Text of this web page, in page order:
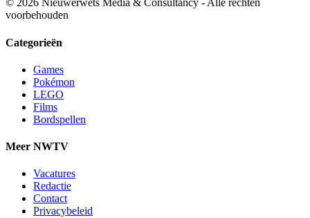
© 2026 Nieuwerwets Media & Consultancy - Alle rechten
voorbehouden
Categorieën
Games
Pokémon
LEGO
Films
Bordspellen
Meer NWTV
Vacatures
Redactie
Contact
Privacybeleid